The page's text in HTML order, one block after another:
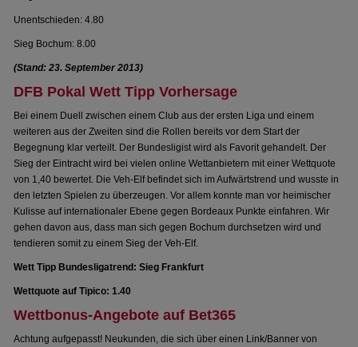
Unentschieden: 4.80
Sieg Bochum: 8.00
(Stand: 23. September 2013)
DFB Pokal Wett Tipp Vorhersage
Bei einem Duell zwischen einem Club aus der ersten Liga und einem
weiteren aus der Zweiten sind die Rollen bereits vor dem Start der
Begegnung klar verteilt. Der Bundesligist wird als Favorit gehandelt. Der
Sieg der Eintracht wird bei vielen online Wettanbietern mit einer Wettquote
von 1,40 bewertet. Die Veh-Elf befindet sich im Aufwärtstrend und wusste in
den letzten Spielen zu überzeugen. Vor allem konnte man vor heimischer
Kulisse auf internationaler Ebene gegen Bordeaux Punkte einfahren. Wir
gehen davon aus, dass man sich gegen Bochum durchsetzen wird und
tendieren somit zu einem Sieg der Veh-Elf.
Wett Tipp Bundesligatrend: Sieg Frankfurt
Wettquote auf Tipico: 1.40
Wettbonus-Angebote auf Bet365
Achtung aufgepasst! Neukunden, die sich über einen Link/Banner von